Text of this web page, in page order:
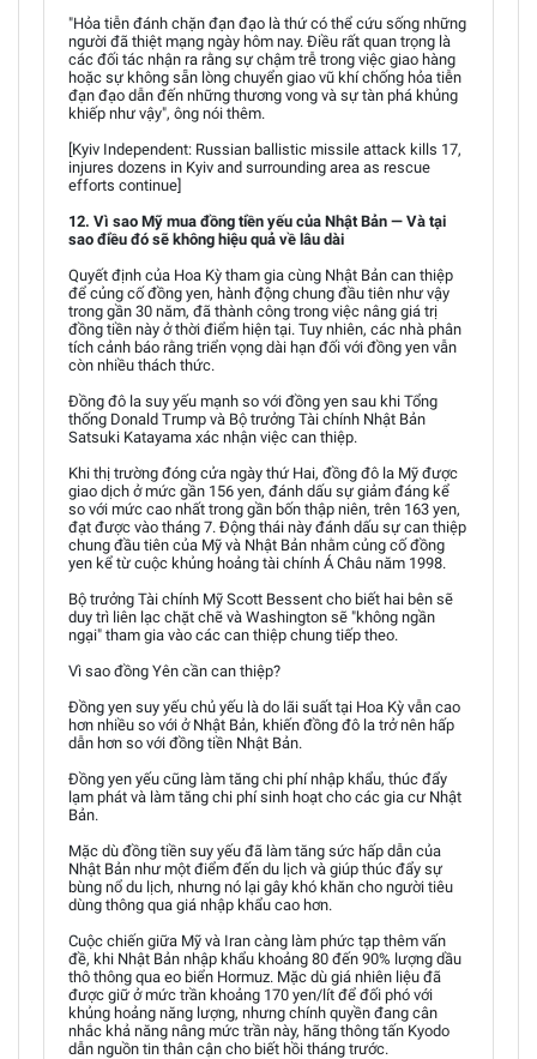
"Hỏa tiễn đánh chặn đạn đạo là thứ có thể cứu sống những
người đã thiệt mạng ngày hôm nay. Điều rất quan trọng là
các đối tác nhận ra rằng sự chậm trễ trong việc giao hàng
hoặc sự không sẵn lòng chuyển giao vũ khí chống hỏa tiễn
đạn đạo dẫn đến những thương vong và sự tàn phá khủng
khiếp như vậy", ông nói thêm.
[Kyiv Independent: Russian ballistic missile attack kills 17,
injures dozens in Kyiv and surrounding area as rescue
efforts continue]
12. Vì sao Mỹ mua đồng tiền yếu của Nhật Bản — Và tại
sao điều đó sẽ không hiệu quả về lâu dài
Quyết định của Hoa Kỳ tham gia cùng Nhật Bản can thiệp
để củng cố đồng yen, hành động chung đầu tiên như vậy
trong gần 30 năm, đã thành công trong việc nâng giá trị
đồng tiền này ở thời điểm hiện tại. Tuy nhiên, các nhà phân
tích cảnh báo rằng triển vọng dài hạn đối với đồng yen vẫn
còn nhiều thách thức.
Đồng đô la suy yếu mạnh so với đồng yen sau khi Tổng
thống Donald Trump và Bộ trưởng Tài chính Nhật Bản
Satsuki Katayama xác nhận việc can thiệp.
Khi thị trường đóng cửa ngày thứ Hai, đồng đô la Mỹ được
giao dịch ở mức gần 156 yen, đánh dấu sự giảm đáng kể
so với mức cao nhất trong gần bốn thập niên, trên 163 yen,
đạt được vào tháng 7. Động thái này đánh dấu sự can thiệp
chung đầu tiên của Mỹ và Nhật Bản nhằm củng cố đồng
yen kể từ cuộc khủng hoảng tài chính Á Châu năm 1998.
Bộ trưởng Tài chính Mỹ Scott Bessent cho biết hai bên sẽ
duy trì liên lạc chặt chẽ và Washington sẽ "không ngần
ngại" tham gia vào các can thiệp chung tiếp theo.
Vì sao đồng Yên cần can thiệp?
Đồng yen suy yếu chủ yếu là do lãi suất tại Hoa Kỳ vẫn cao
hơn nhiều so với ở Nhật Bản, khiến đồng đô la trở nên hấp
dẫn hơn so với đồng tiền Nhật Bản.
Đồng yen yếu cũng làm tăng chi phí nhập khẩu, thúc đẩy
lạm phát và làm tăng chi phí sinh hoạt cho các gia cư Nhật
Bản.
Mặc dù đồng tiền suy yếu đã làm tăng sức hấp dẫn của
Nhật Bản như một điểm đến du lịch và giúp thúc đẩy sự
bùng nổ du lịch, nhưng nó lại gây khó khăn cho người tiêu
dùng thông qua giá nhập khẩu cao hơn.
Cuộc chiến giữa Mỹ và Iran càng làm phức tạp thêm vấn
đề, khi Nhật Bản nhập khẩu khoảng 80 đến 90% lượng dầu
thô thông qua eo biển Hormuz. Mặc dù giá nhiên liệu đã
được giữ ở mức trần khoảng 170 yen/lít để đối phó với
khủng hoảng năng lượng, nhưng chính quyền đang cân
nhắc khả năng nâng mức trần này, hãng thông tấn Kyodo
dẫn nguồn tin thân cận cho biết hồi tháng trước.